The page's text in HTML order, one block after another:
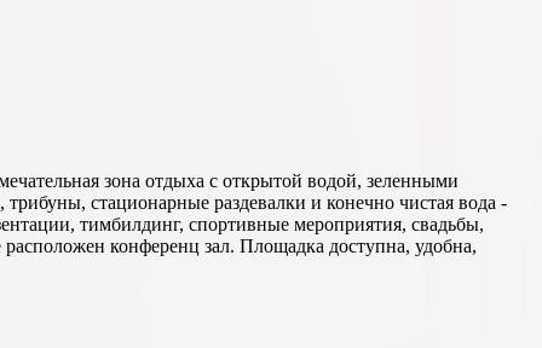
зона отдыха с открытой водой, зеленными
стационарные раздевалки и конечно чистая вода -
тимбилдинг, спортивные мероприятия, свадьбы,
конференц зал. Площадка доступна, удобна,